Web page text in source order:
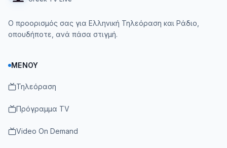
Ο προορισμός σας για Ελληνική Τηλεόραση και Ράδιο,
οπουδήποτε, ανά πάσα στιγμή.
ΜΕΝΟΎ
Τηλεόραση
Πρόγραμμα TV
Video On Demand